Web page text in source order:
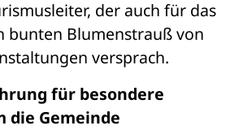
der auch für das
bunten Blumenstrauß von
versprach.
für besondere
die Gemeinde